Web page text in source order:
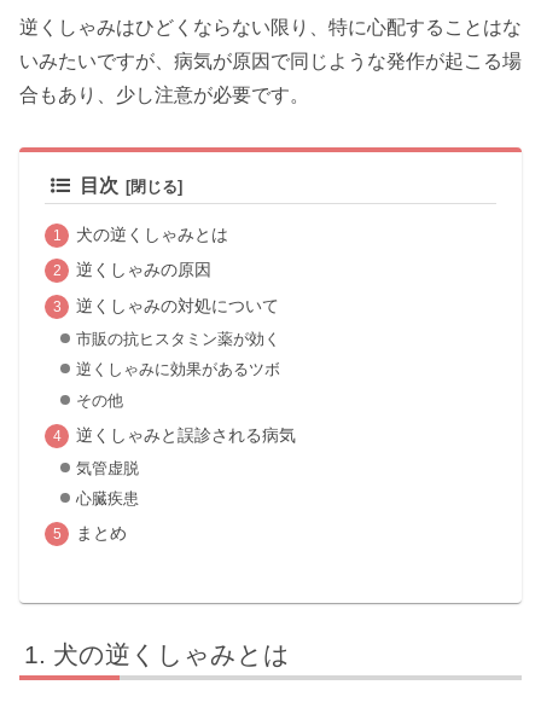
逆くしゃみはひどくならない限り、特に心配することはな
いみたいですが、病気が原因で同じような発作が起こる場
合もあり、少し注意が必要です。
目次
犬の逆くしゃみとは
逆くしゃみの原因
逆くしゃみの対処について
市販の抗ヒスタミン薬が効く
逆くしゃみに効果があるツボ
その他
逆くしゃみと誤診される病気
気管虚脱
心臓疾患
まとめ
犬の逆くしゃみとは